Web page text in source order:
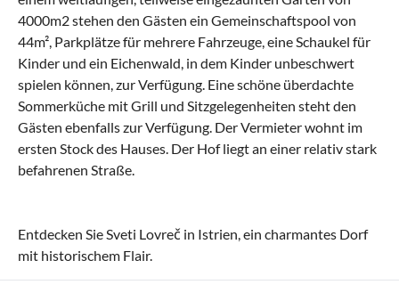
4000m2 stehen den Gästen ein Gemeinschaftspool von
44m², Parkplätze für mehrere Fahrzeuge, eine Schaukel für
Kinder und ein Eichenwald, in dem Kinder unbeschwert
spielen können, zur Verfügung. Eine schöne überdachte
Sommerküche mit Grill und Sitzgelegenheiten steht den
Gästen ebenfalls zur Verfügung. Der Vermieter wohnt im
ersten Stock des Hauses. Der Hof liegt an einer relativ stark
befahrenen Straße.
Entdecken Sie Sveti Lovreč in Istrien, ein charmantes Dorf
mit historischem Flair.